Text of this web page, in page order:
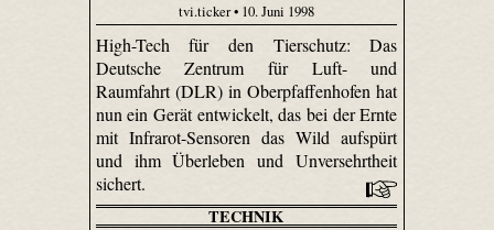
tvi.ticker • 10. Juni 1998
High-Tech für den Tierschutz: Das
Deutsche Zentrum für Luft- und
Raumfahrt (DLR) in Oberpfaffenhofen hat
nun ein Gerät entwickelt, das bei der Ernte
mit Infrarot-Sensoren das Wild aufspürt
und ihm Überleben und Unversehrtheit
sichert.
TECHNIK